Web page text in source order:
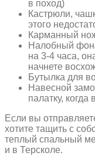
в поход)
Кастрюли,
этого
Карманный
Налобный
на 3-4 часа,
начнете
Бутылка для
Навесной
палатку, когда
Если вы
хотите тащить с
теплый спальный
и в Терсколе.